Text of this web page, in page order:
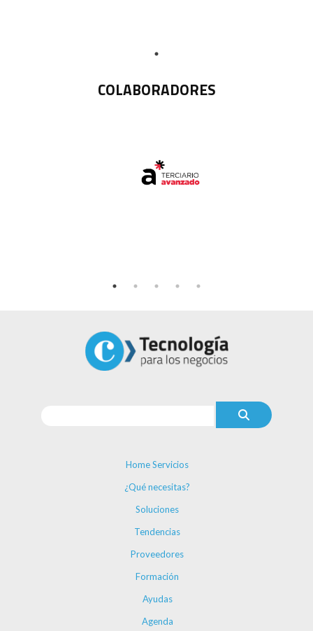
COLABORADORES
Home Servicios
¿Qué necesitas?
Soluciones
Tendencias
Proveedores
Formación
Ayudas
Agenda